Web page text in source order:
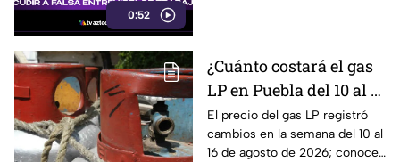
0:52
¿Cuánto costará el gas
LP en Puebla del 10 al 16
de agosto? Este será el
precio
El precio del gas LP registró
cambios en la semana del 10 al
16 de agosto de 2026; conoce